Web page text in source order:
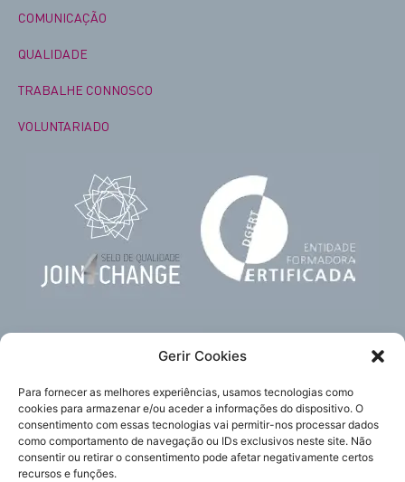
Gerir Cookies
Para fornecer as melhores experiências, usamos tecnologias como
cookies para armazenar e/ou aceder a informações do dispositivo. O
consentimento com essas tecnologias vai permitir-nos processar dados
como comportamento de navegação ou IDs exclusivos neste site. Não
consentir ou retirar o consentimento pode afetar negativamente certos
recursos e funções.
COMUNICAÇÃO
QUALIDADE
TRABALHE CONNOSCO
VOLUNTARIADO
Acompanhe-nos
Subscreva